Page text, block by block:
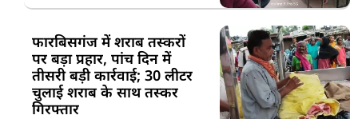
फारबिसगंज में शराब तस्करों
पर बड़ा प्रहार, पांच दिन में
तीसरी बड़ी कार्रवाई; 30 लीटर
चुलाई शराब के साथ तस्कर
गिरफ्तार